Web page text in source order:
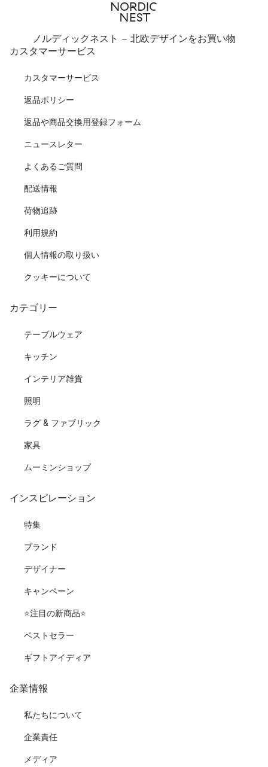
ノルディックネスト - 北欧デザインをお買い物
カスタマーサービス
カスタマーサービス
返品ポリシー
返品や商品交換用登録フォーム
ニュースレター
よくあるご質問
配送情報
荷物追跡
利用規約
個人情報の取り扱い
クッキーについて
カテゴリー
テーブルウェア
キッチン
インテリア雑貨
照明
ラグ & ファブリック
家具
ムーミンショップ
インスピレーション
特集
ブランド
デザイナー
キャンペーン
⭐️注目の新商品⭐️
ベストセラー
ギフトアイディア
企業情報
私たちについて
企業責任
メディア